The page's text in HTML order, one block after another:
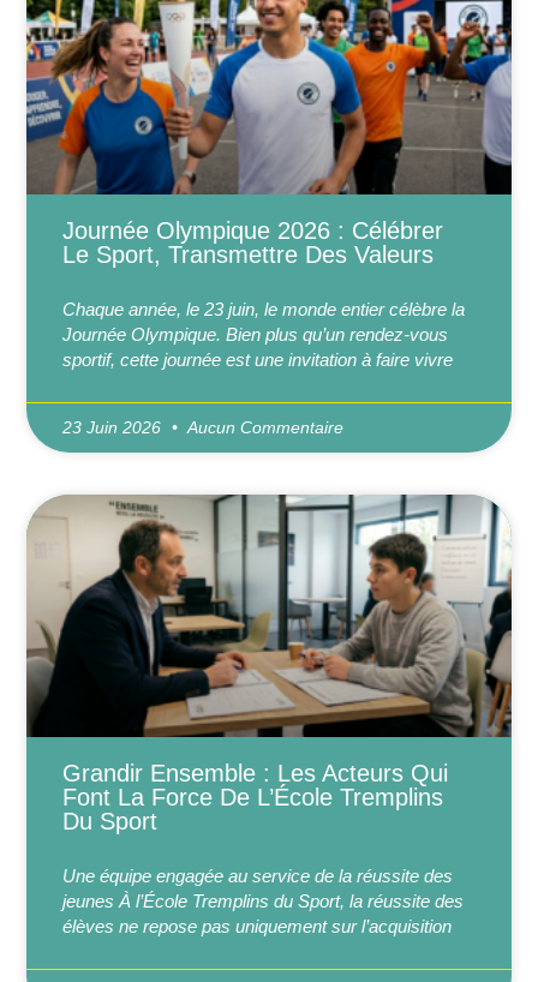
Journée Olympique 2026 : Célébrer
Le Sport, Transmettre Des Valeurs
Chaque année, le 23 juin, le monde entier célèbre la
Journée Olympique. Bien plus qu’un rendez-vous
sportif, cette journée est une invitation à faire vivre
23 Juin 2026 Aucun Commentaire
Grandir Ensemble : Les Acteurs Qui
Font La Force De L’École Tremplins
Du Sport
Une équipe engagée au service de la réussite des
jeunes À l’École Tremplins du Sport, la réussite des
élèves ne repose pas uniquement sur l’acquisition